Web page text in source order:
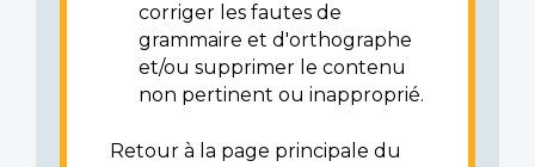
corriger les fautes de
grammaire et d'orthographe
et/ou supprimer le contenu
non pertinent ou inapproprié.
Retour à la page principale du